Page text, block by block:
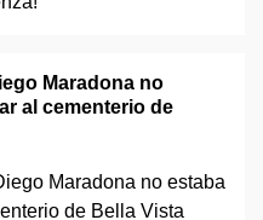
Maradona no
al cementerio de